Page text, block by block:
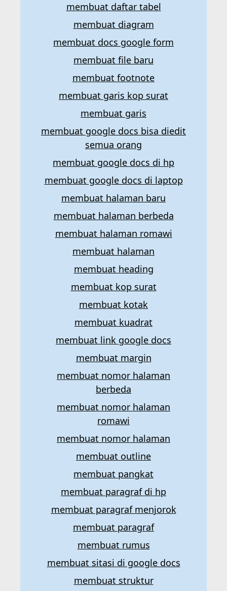
membuat daftar tabel
membuat diagram
membuat docs google form
membuat file baru
membuat footnote
membuat garis kop surat
membuat garis
membuat google docs bisa diedit
semua orang
membuat google docs di hp
membuat google docs di laptop
membuat halaman baru
membuat halaman berbeda
membuat halaman romawi
membuat halaman
membuat heading
membuat kop surat
membuat kotak
membuat kuadrat
membuat link google docs
membuat margin
membuat nomor halaman
berbeda
membuat nomor halaman
romawi
membuat nomor halaman
membuat outline
membuat pangkat
membuat paragraf di hp
membuat paragraf menjorok
membuat paragraf
membuat rumus
membuat sitasi di google docs
membuat struktur